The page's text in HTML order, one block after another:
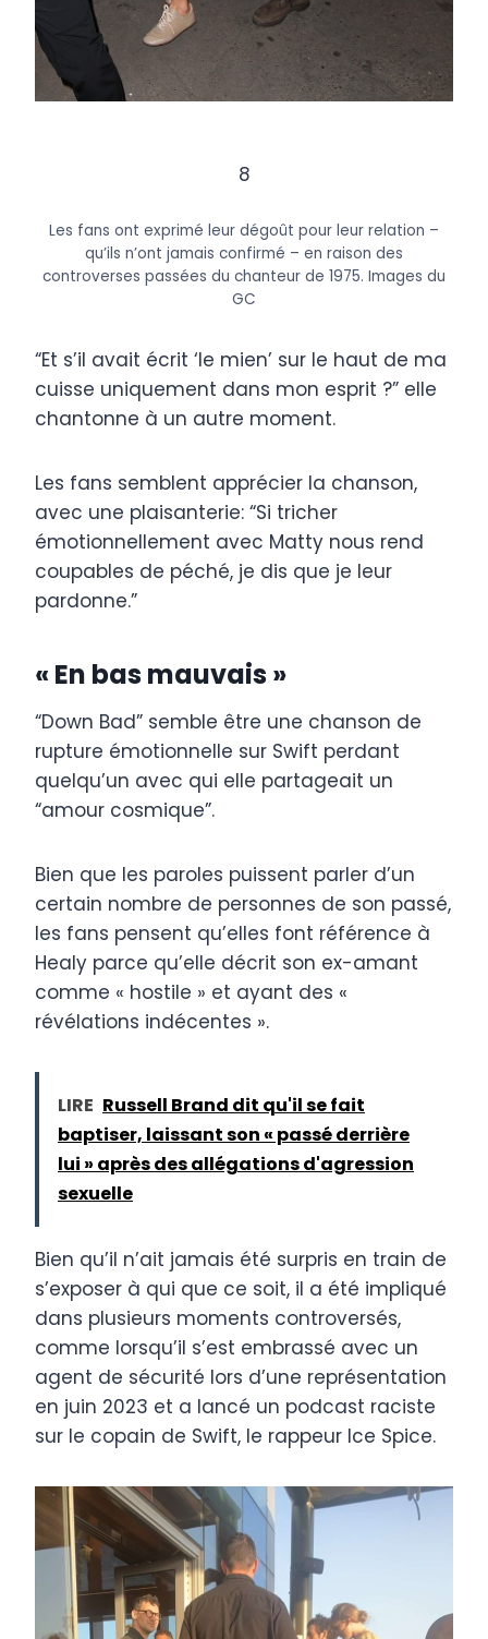
8
Les fans ont exprimé leur dégoût pour leur relation –
qu’ils n’ont jamais confirmé – en raison des
controverses passées du chanteur de 1975. Images du
GC
“Et s’il avait écrit ‘le mien’ sur le haut de ma
cuisse uniquement dans mon esprit ?” elle
chantonne à un autre moment.
Les fans semblent apprécier la chanson,
avec une plaisanterie: “Si tricher
émotionnellement avec Matty nous rend
coupables de péché, je dis que je leur
pardonne.”
« En bas mauvais »
“Down Bad” semble être une chanson de
rupture émotionnelle sur Swift perdant
quelqu’un avec qui elle partageait un
“amour cosmique”.
Bien que les paroles puissent parler d’un
certain nombre de personnes de son passé,
les fans pensent qu’elles font référence à
Healy parce qu’elle décrit son ex-amant
comme « hostile » et ayant des «
révélations indécentes ».
LIRE Russell Brand dit qu'il se fait
baptiser, laissant son « passé derrière
lui » après des allégations d'agression
sexuelle
Bien qu’il n’ait jamais été surpris en train de
s’exposer à qui que ce soit, il a été impliqué
dans plusieurs moments controversés,
comme lorsqu’il s’est embrassé avec un
agent de sécurité lors d’une représentation
en juin 2023 et a lancé un podcast raciste
sur le copain de Swift, le rappeur Ice Spice.